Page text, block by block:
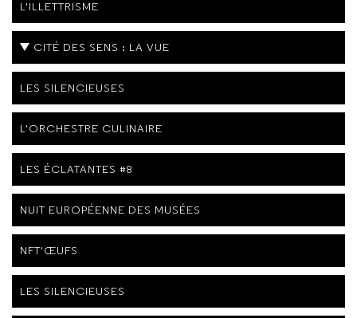
L'ILLETTRISME
CITÉ DES SENS : LA VUE
LES SILENCIEUSES
L'ORCHESTRE CULINAIRE
LES ÉCLATANTES #8
NUIT EUROPÉENNE DES MUSÉES
NFT'ŒUFS
LES SILENCIEUSES